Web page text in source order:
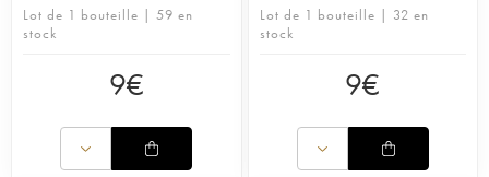
Lot de 1 bouteille | 59 en
stock
9€
Lot de 1 bouteille | 32 en
stock
9€